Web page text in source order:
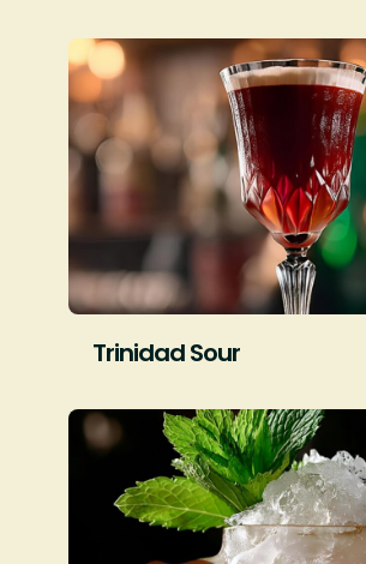
Trinidad Sour